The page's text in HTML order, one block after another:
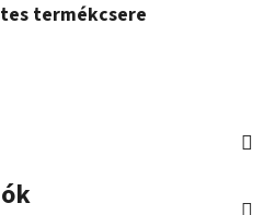
termékcsere